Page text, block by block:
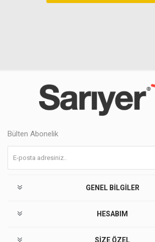
Bülten Abonelik
GENEL BILGILER
HESABIM
SIZE ÖZEL